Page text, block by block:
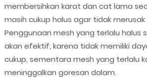
membersihkan karat dan cat lama
masih cukup halus agar tidak
Penggunaan mesh yang terlalu halus
akan efektif, karena tidak memiliki
cukup, sementara mesh yang terlalu
meninggalkan goresan dalam.